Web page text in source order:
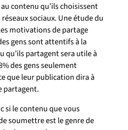
contenu qu’ils choisissent
sociaux. Une étude du
motivations de partage
gens sont attentifs à la
qu’ils partagent sera utile à
des gens seulement
que leur publication dira à
partagent.
si le contenu que vous
soumettre est le genre de